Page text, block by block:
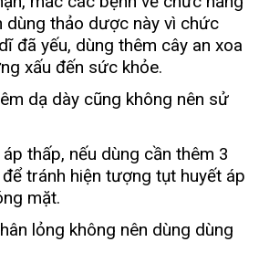
dùng thảo dược này vì chức
đã yếu, dùng thêm cây an xoa
xấu đến sức khỏe.
dạ dày cũng không nên sử
thấp, nếu dùng cần thêm 3
tránh hiện tượng tụt huyết áp
mặt.
lỏng không nên dùng dùng